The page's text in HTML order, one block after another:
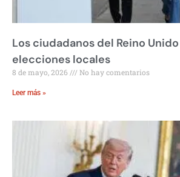
Los ciudadanos del Reino
elecciones locales
8 de mayo, 2026 No hay comentarios
Leer más »